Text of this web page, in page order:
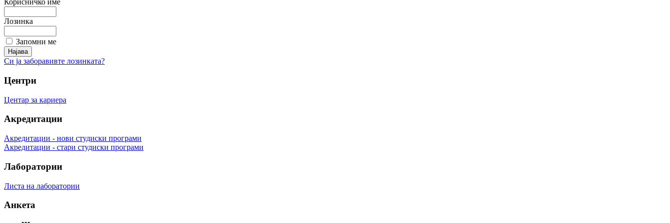
Корисничко име
Лозинка
Запомни ме
Си ја заборавивте лозинката?
Центри
Центар за кариера
Акредитации
Акредитации - нови студиски програми
Акредитации - стари студиски програми
Лаборатории
Листа на лаборатории
Анкета